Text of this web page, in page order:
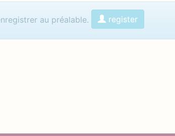
au préalable. register